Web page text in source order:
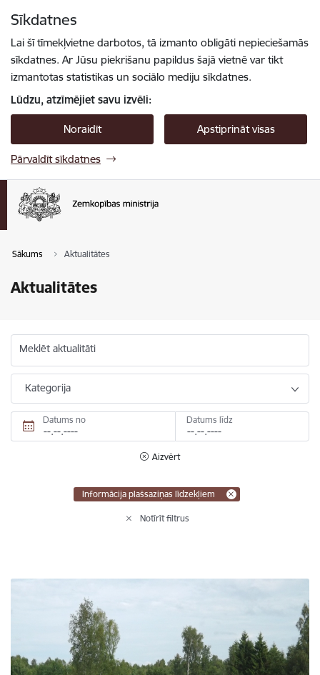
Sīkdatnes
Lai šī tīmekļvietne darbotos, tā izmanto obligāti nepieciešamās
sīkdatnes. Ar Jūsu piekrišanu papildus šajā vietnē var tikt
izmantotas statistikas un sociālo mediju sīkdatnes.
Lūdzu, atzīmējiet savu izvēli:
Noraidīt Apstiprināt visas
Pārvaldīt sīkdatnes
Sākums Aktualitātes
Aktualitātes
Meklēt aktualitāti
Kategorija
Datums no Datums līdz
Aizvērt
Informācija plašsaziņas līdzekļiem
Notīrīt filtrus